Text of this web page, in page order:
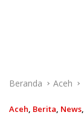
Beranda Aceh
Aceh, Berita, News,